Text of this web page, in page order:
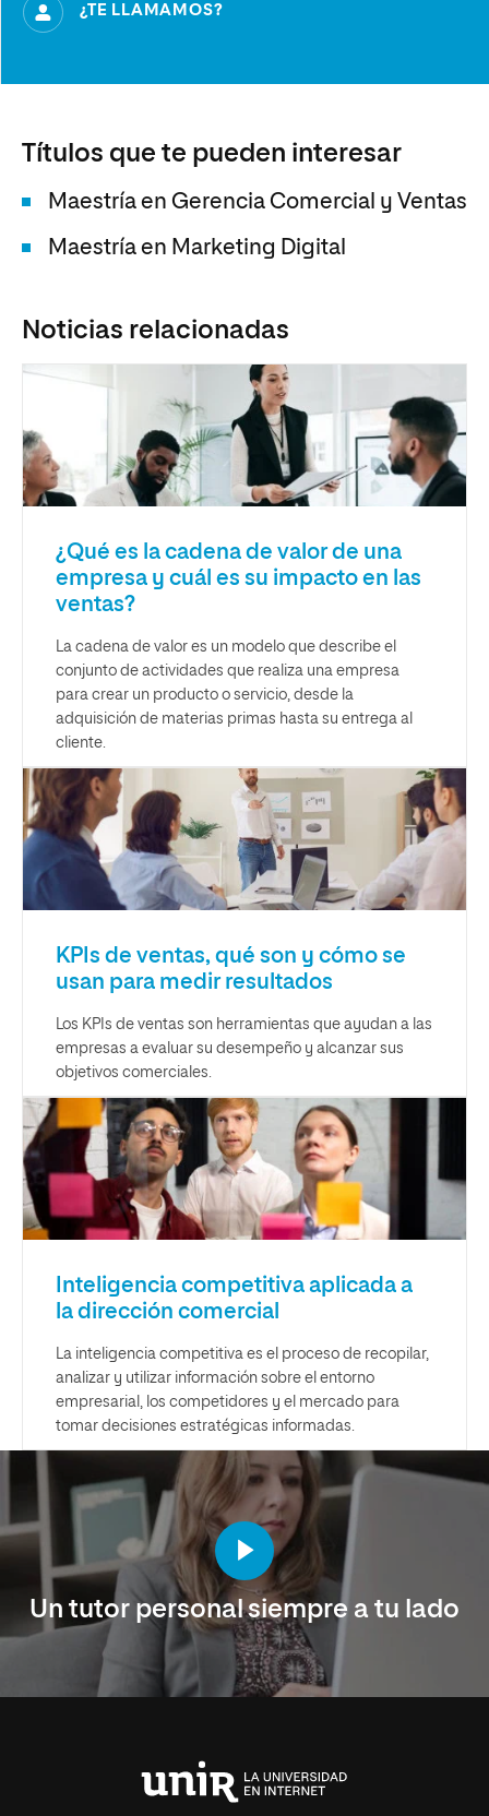
¿TE LLAMAMOS?
Títulos que te pueden interesar
Maestría en Gerencia Comercial y Ventas
Maestría en Marketing Digital
Noticias relacionadas
¿Qué es la cadena de valor de una
empresa y cuál es su impacto en las
ventas?
La cadena de valor es un modelo que describe el
conjunto de actividades que realiza una empresa
para crear un producto o servicio, desde la
adquisición de materias primas hasta su entrega al
cliente.
KPIs de ventas, qué son y cómo se
usan para medir resultados
Los KPIs de ventas son herramientas que ayudan a las
empresas a evaluar su desempeño y alcanzar sus
objetivos comerciales.
Inteligencia competitiva aplicada a
la dirección comercial
La inteligencia competitiva es el proceso de recopilar,
analizar y utilizar información sobre el entorno
empresarial, los competidores y el mercado para
tomar decisiones estratégicas informadas.
Un tutor personal siempre a tu lado